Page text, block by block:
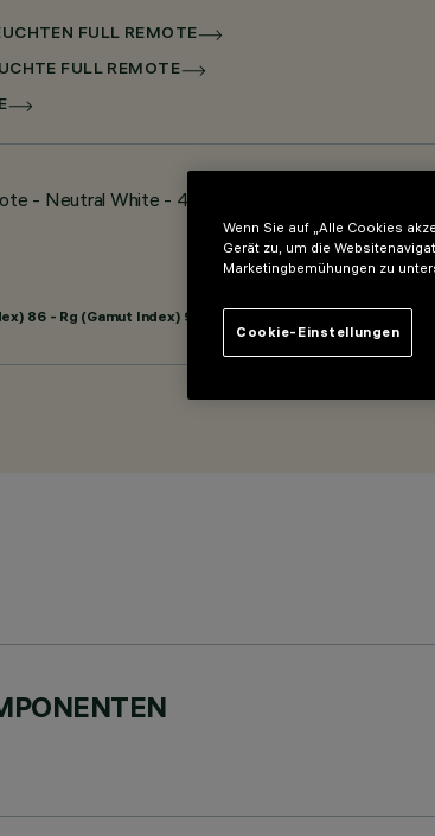
FULL REMOTE
FULL REMOTE
- Neutral White - 48Vdc - L=1216mm - Optik
86 - Rg (Gamut Index) 95
Wenn Sie auf „Alle Cookies
Gerät zu, um die
Marketingbemühungen zu
Cookie-Einstellungen